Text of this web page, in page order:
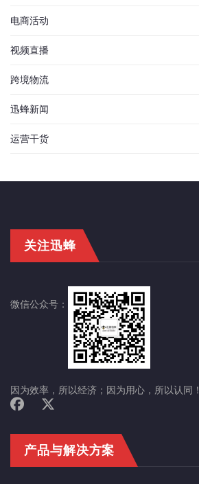
电商活动
视频直播
跨境物流
迅蜂新闻
运营干货
关注迅蜂
微信公众号：
因为效率，所以经济；因为用心，所以认同！
产品与解决方案